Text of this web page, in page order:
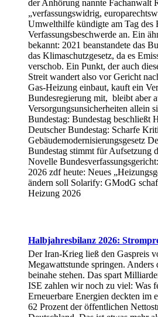
der Anhörung nannte Fachanwalt
„verfassungswidrig,
Umwelthilfe kündigte am Tag des
Verfassungsbeschwerde an. Ein
bekannt: 2021 beanstandete das
das Klimaschutzgesetz, da es
verschob. Ein Punkt, der auch
Streit wandert also vor Gericht
Gas-Heizung einbaut, kauft ein
Bundesregierung mit, bleibt aber
Versorgungsunsicherheiten allein
Bundestag: Bundestag beschließt
Deutscher Bundestag: Scharfe
Gebäudemodernisierungsgesetz
Bundestag stimmt für Aufsetzung
Novelle
2026 zdf heute: Neues
ändern soll Solarify: GModG
Heizung 2026
Halbjahresbilanz 2026:
Der Iran-Krieg ließ den Gaspreis
Megawattstunde springen. Anders
beinahe stehen. Das spart
ISE zahlen wir noch zu viel: Was
Erneuerbare Energien deckten im
62 Prozent der öffentlichen